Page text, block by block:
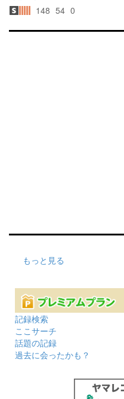
148 54 0
もっと見る
記録検索
ここサーチ
話題の記録
過去に会ったかも？